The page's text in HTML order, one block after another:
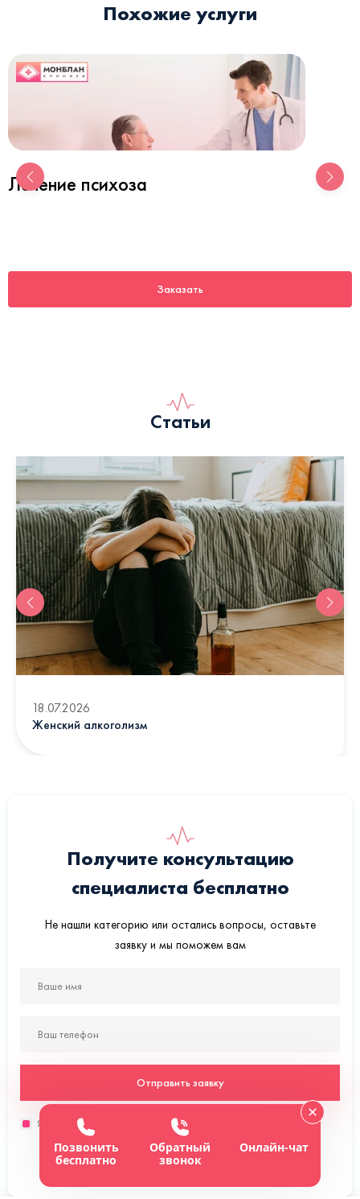
Похожие услуги
Лечение психоза
Заказать
Статьи
18.07.2026
Женский алкоголизм
Получите консультацию
специалиста бесплатно
Не нашли категорию или остались вопросы, оставьте
заявку и мы поможем вам
Отправить заявку
Я согласен с политикой конфиденциальности данного сайта
или напишите нам
Позвонить
бесплатно
Обратный
звонок
Онлайн-чат